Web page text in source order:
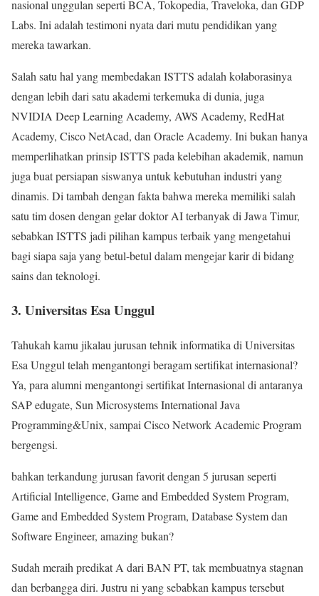
nasional unggulan seperti BCA, Tokopedia, Traveloka, dan GDP
Labs. Ini adalah testimoni nyata dari mutu pendidikan yang
mereka tawarkan.
Salah satu hal yang membedakan ISTTS adalah kolaborasinya
dengan lebih dari satu akademi terkemuka di dunia, juga
NVIDIA Deep Learning Academy, AWS Academy, RedHat
Academy, Cisco NetAcad, dan Oracle Academy. Ini bukan hanya
memperlihatkan prinsip ISTTS pada kelebihan akademik, namun
juga buat persiapan siswanya untuk kebutuhan industri yang
dinamis. Di tambah dengan fakta bahwa mereka memiliki salah
satu tim dosen dengan gelar doktor AI terbanyak di Jawa Timur,
sebabkan ISTTS jadi pilihan kampus terbaik yang mengetahui
bagi siapa saja yang betul-betul dalam mengejar karir di bidang
sains dan teknologi.
3. Universitas Esa Unggul
Tahukah kamu jikalau jurusan tehnik informatika di Universitas
Esa Unggul telah mengantongi beragam sertifikat internasional?
Ya, para alumni mengantongi sertifikat Internasional di antaranya
SAP edugate, Sun Microsystems International Java
Programming&Unix, sampai Cisco Network Academic Program
bergengsi.
bahkan terkandung jurusan favorit dengan 5 jurusan seperti
Artificial Intelligence, Game and Embedded System Program,
Game and Embedded System Program, Database System dan
Software Engineer, amazing bukan?
Sudah meraih predikat A dari BAN PT, tak membuatnya stagnan
dan berbangga diri. Justru ni yang sebabkan kampus tersebut